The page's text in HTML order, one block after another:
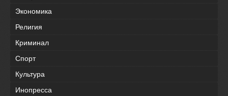
Экономика
Религия
Криминал
Спорт
Культура
Инопресса